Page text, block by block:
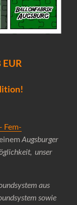
Fem-
Augsburger
unser
aus
sowie